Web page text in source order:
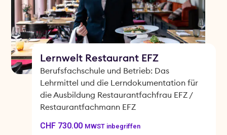
Lernwelt Restaurant EFZ
Berufsfachschule und Betrieb: Das
Lehrmittel und die Lerndokumentation für
die Ausbildung Restaurantfachfrau EFZ /
Restaurantfachmann EFZ
CHF730.00 MWST inbegriffen